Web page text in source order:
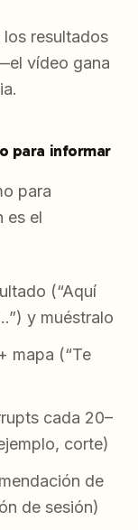
resultados
vídeo gana
para informar
para
es el
(“Aquí
y muéstralo
mapa (“Te
cada 20–
corte)
de
de sesión)